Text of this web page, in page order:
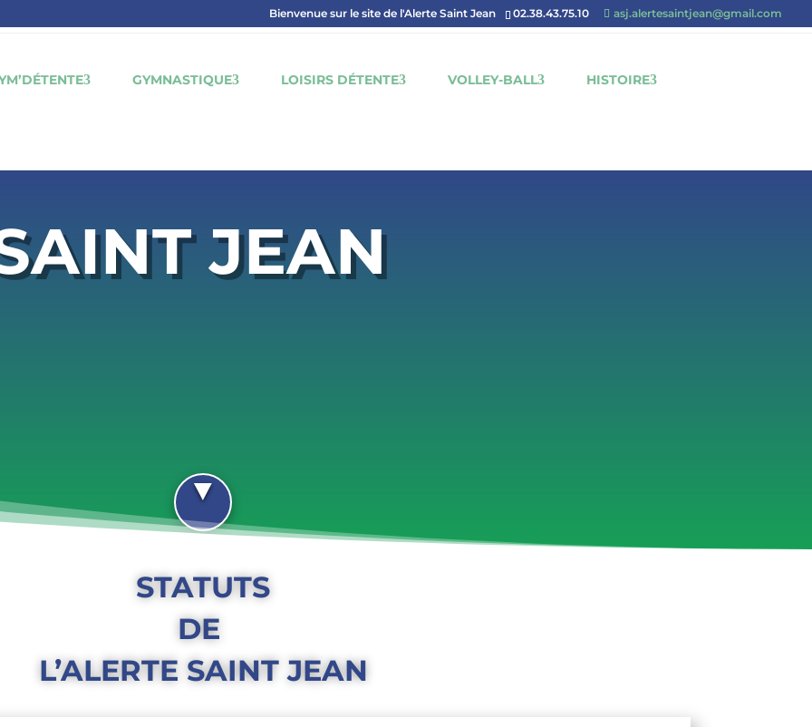
Bienvenue sur le site de l'Alerte Saint Jean 02.38.43.75.10 asj.alertesaintjean@gmail.com
GYMNASTIQUE LOISIRS DÉTENTE VOLLEY-BALL HISTOIRE
JEAN
STATUTS
DE
L’ALERTE SAINT JEAN